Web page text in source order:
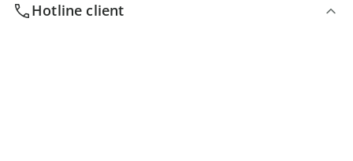
Hotline client